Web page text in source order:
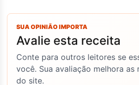
SUA OPINIÃO IMPORTA
Avalie esta receita
Conte para outros leitores se
você. Sua avaliação melhora as
do site.